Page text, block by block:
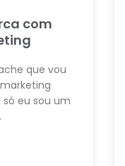
com
que vou
eu sou um